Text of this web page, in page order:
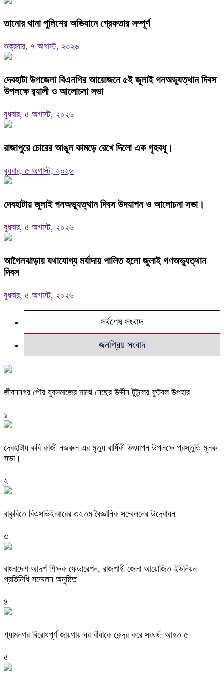
তানোর থানা পুলিশের অভিযানে গ্রেফতার সম্পূর্ণ
শুক্রবার, ৭ অগাস্ট, ২০২৬
দেবহাটা উপজেলা বিএনপির আয়োজনে ৫ই জুলাই গনঅভ্যুত্থান দিবস
উপলক্ষে র‍্যালী ও আলোচনা সভা
বুধবার, ৫ অগাস্ট, ২০২৬
রাজাপুরে চোরের আঙুল কামড়ে রেখে দিলো এক গৃহবধূ।
বুধবার, ৫ অগাস্ট, ২০২৬
দেবহাটায় জুলাই গনঅভ্যুত্থান দিবস উদযাপন ও আলোচনা সভা।
বুধবার, ৫ অগাস্ট, ২০২৬
আগৈলঝাড়ায় যথাযোগ্য মর্যাদায় পালিত হলো জুলাই গণঅভ্যুত্থান
দিবস
বুধবার, ৫ অগাস্ট, ২০২৬
সর্বশেষ সংবাদ
জনপ্রিয় সংবাদ
জীবননগর পৌর যুবসমাজের মাঝে নেছের উদ্দীন টুটুলের ফুটবল উপহার
১
দেবহাটায় কবি কাজী নজরুল এর মৃত্যু বার্ষিকী উৎযাপন উপলক্ষে প্রস্তুতি মূলক
সভা।
২
বাকৃবিতে বিএসভিইআরের ৩২তম বৈজ্ঞানিক সম্মেলনের উদ্বোধন
৩
বাংলাদেশ আদর্শ শিক্ষক ফেডারেশন, রাজশাহী জেলা আয়োজিত ইউনিয়ন
প্রতিনিধি সম্মেলন অনুষ্ঠিত
৪
শ্যামনগর বিরোধপূর্ণ জায়গায় ঘর বাঁধাকে কেন্দ্র করে সংঘর্ষ: আহত ৫
৫